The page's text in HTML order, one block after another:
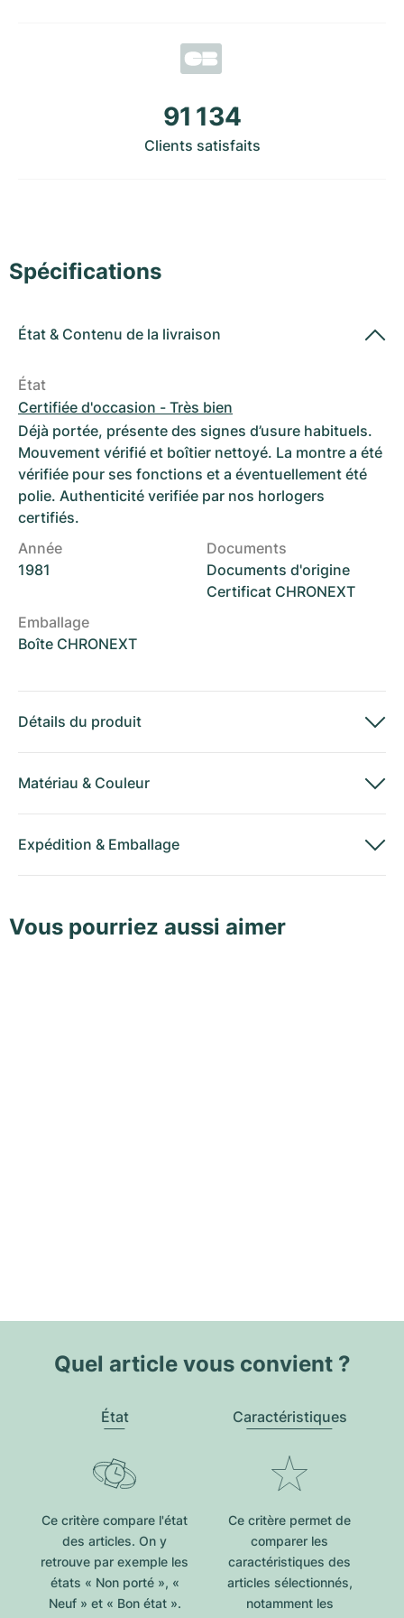
91 134
Clients satisfaits
Spécifications
État & Contenu de la livraison
État
Certifiée d'occasion - Très bien
Déjà portée, présente des signes d’usure habituels.
Mouvement vérifié et boîtier nettoyé. La montre a été
vérifiée pour ses fonctions et a éventuellement été
polie. Authenticité verifiée par nos horlogers
certifiés.
Année
1981
Documents
Documents d'origine
Certificat CHRONEXT
Emballage
Boîte CHRONEXT
Détails du produit
Matériau & Couleur
Expédition & Emballage
Vous pourriez aussi aimer
Quel article vous convient ?
État
Ce critère compare l'état
des articles. On y
retrouve par exemple les
états « Non porté », «
Neuf » et « Bon état ».
Caractéristiques
Ce critère permet de
comparer les
caractéristiques des
articles sélectionnés,
notamment les